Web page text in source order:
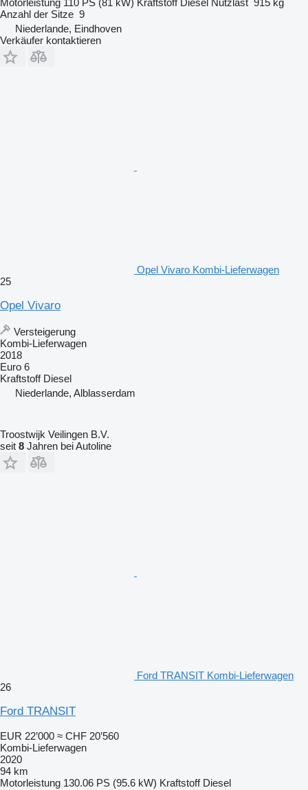
Anzahl der Sitze 9
Niederlande, Eindhoven
Verkäufer kontaktieren
Opel Vivaro Kombi-Lieferwagen
25
Opel Vivaro
Versteigerung
Kombi-Lieferwagen
2018
Euro 6
Kraftstoff Diesel
Niederlande, Alblasserdam
Troostwijk Veilingen B.V.
seit 8 Jahren bei Autoline
Ford TRANSIT Kombi-Lieferwagen
26
Ford TRANSIT
EUR 22’000 ≈ CHF 20’560
Kombi-Lieferwagen
2020
94 km
Motorleistung 130.06 PS (95.6 kW) Kraftstoff Diesel